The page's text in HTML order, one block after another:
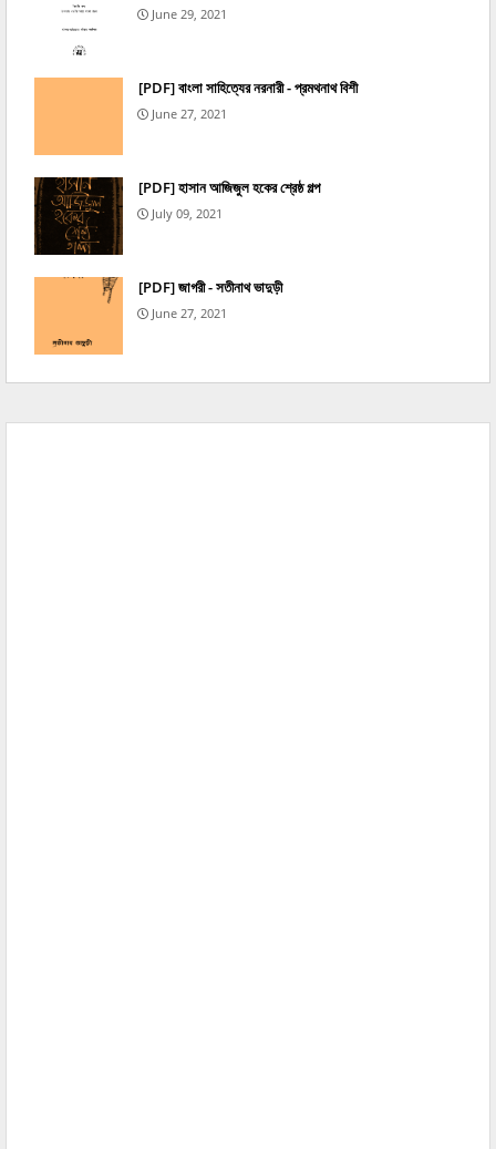
June 29, 2021
[PDF] বাংলা সাহিত্যের নরনারী - প্রমথনাথ বিশী
June 27, 2021
[PDF] হাসান আজিজুল হকের শ্রেষ্ঠ গল্প
July 09, 2021
[PDF] জাগরী - সতীনাথ ভাদুড়ী
June 27, 2021